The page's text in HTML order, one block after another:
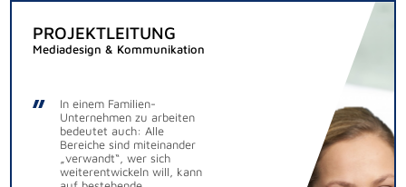
PROJEKTLEITUNG
Mediadesign & Kommunikation
In einem Familien-
Unternehmen zu arbeiten
bedeutet auch: Alle
Bereiche sind miteinander
„verwandt“, wer sich
weiterentwickeln will, kann